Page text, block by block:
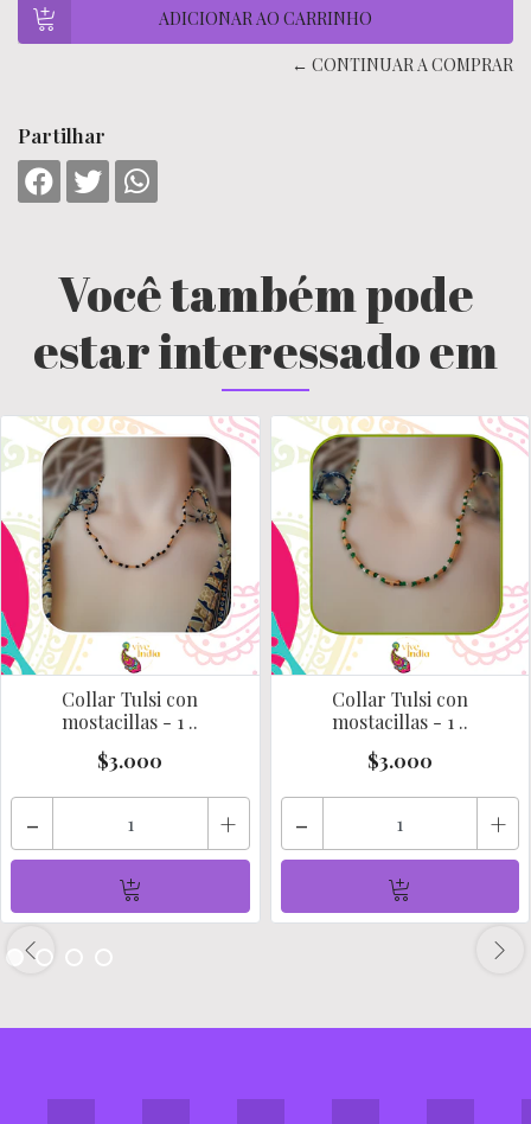
← CONTINUAR A COMPRAR
Partilhar
Você também pode
estar interessado em
Collar Tulsi con
mostacillas - 1 ..
$3.000
- +
Collar Tulsi con
mostacillas - 1 ..
$3.000
- +